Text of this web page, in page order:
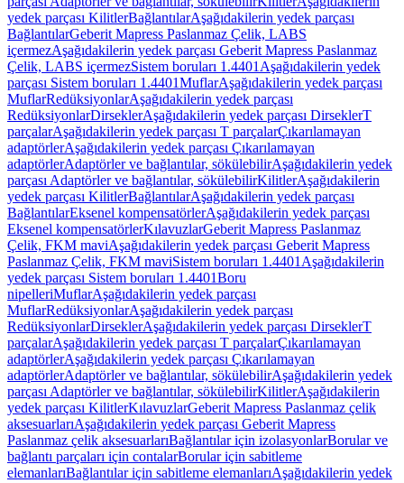
yedek parçası KilitlerBağlantılarAşağıdakilerin yedek parçası
BağlantılarGeberit Mapress Paslanmaz Çelik, LABS
içermezAşağıdakilerin yedek parçası Geberit Mapress Paslanmaz
Çelik, LABS içermezSistem boruları 1.4401 Aşağıdakilerin yedek
parçası Sistem boruları 1.4401MuflarAşağıdakilerin yedek parçası
MuflarRedüksiyonlarAşağıdakilerin yedek parçası
RedüksiyonlarDirseklerAşağıdakilerin yedek parçası DirseklerT
parçalarAşağıdakilerin yedek parçası T parçalarÇıkarılamayan
adaptörlerAşağıdakilerin yedek parçası Çıkarılamayan
adaptörlerAdaptörler ve bağlantılar, sökülebilirAşağıdakilerin yedek
parçası Adaptörler ve bağlantılar, sökülebilirKilitlerAşağıdakilerin
yedek parçası KilitlerBağlantılarAşağıdakilerin yedek parçası
BağlantılarEksenel kompensatörlerAşağıdakilerin yedek parçası
Eksenel kompensatörlerKılavuzlarGeberit Mapress Paslanmaz
Çelik, FKM maviAşağıdakilerin yedek parçası Geberit Mapress
Paslanmaz Çelik, FKM maviSistem boruları 1.4401 Aşağıdakilerin
yedek parçası Sistem boruları 1.4401Boru
nipelleriMuflarAşağıdakilerin yedek parçası
MuflarRedüksiyonlarAşağıdakilerin yedek parçası
RedüksiyonlarDirseklerAşağıdakilerin yedek parçası DirseklerT
parçalarAşağıdakilerin yedek parçası T parçalarÇıkarılamayan
adaptörlerAşağıdakilerin yedek parçası Çıkarılamayan
adaptörlerAdaptörler ve bağlantılar, sökülebilirAşağıdakilerin yedek
parçası Adaptörler ve bağlantılar, sökülebilirKilitlerAşağıdakilerin
yedek parçası KilitlerKılavuzlarGeberit Mapress Paslanmaz çelik
aksesuarlarıAşağıdakilerin yedek parçası Geberit Mapress
Paslanmaz çelik aksesuarlarıBağlantılar için izolasyonlarBorular ve
bağlantı parçaları için contalarBorular için sabitleme
elemanlarıBağlantılar için sabitleme elemanlarıAşağıdakilerin yedek